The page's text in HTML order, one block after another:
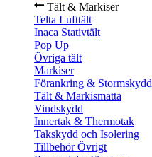
Tält & Markiser
Telta Lufttält
Inaca Stativtält
Pop Up
Övriga tält
Markiser
Förankring & Stormskydd
Tält & Markismatta
Vindskydd
Innertak & Thermotak
Takskydd och Isolering
Tillbehör Övrigt